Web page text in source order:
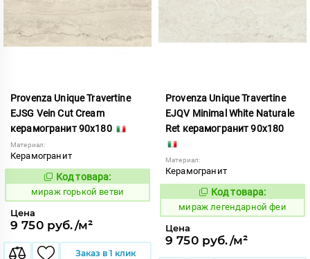
Provenza Unique Travertine
EJSG Vein Cut Cream
керамогранит 90x180
Материал:
Керамогранит
986884
Код товара:
мираж горькой ветви
Цена
9 750 руб./м²
Заказ в 1 клик
Provenza Unique Travertine
EJQV Minimal White Naturale
Ret керамогранит 90x180
Материал:
Керамогранит
989863
Код товара:
мираж легендарной феи
Цена
9 750 руб./м²